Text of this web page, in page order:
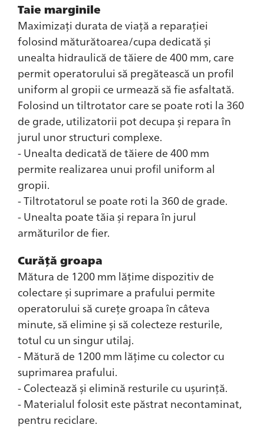
Taie marginile
Maximizați durata de viață a reparației
folosind măturătoarea/cupa dedicată și
unealta hidraulică de tăiere de 400 mm, care
permit operatorului să pregătească un profil
uniform al gropii ce urmează să fie asfaltată.
Folosind un tiltrotator care se poate roti la 360
de grade, utilizatorii pot decupa și repara în
jurul unor structuri complexe.
- Unealta dedicată de tăiere de 400 mm
permite realizarea unui profil uniform al
gropii.
- Tiltrotatorul se poate roti la 360 de grade.
- Unealta poate tăia și repara în jurul
armăturilor de fier.
Curăță groapa
Mătura de 1200 mm lățime dispozitiv de
colectare și suprimare a prafului permite
operatorului să curețe groapa în câteva
minute, să elimine și să colecteze resturile,
totul cu un singur utilaj.
- Mătură de 1200 mm lățime cu colector cu
suprimarea prafului.
- Colectează și elimină resturile cu ușurință.
- Materialul folosit este păstrat necontaminat,
pentru reciclare.